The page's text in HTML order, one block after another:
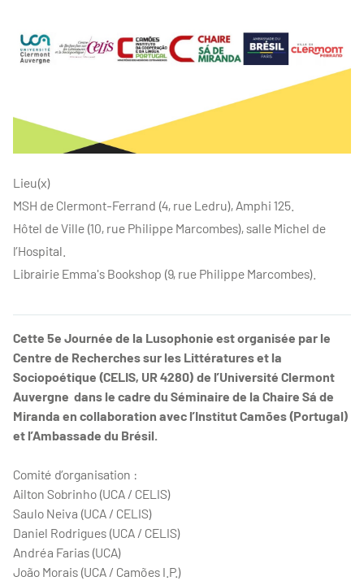
Lieu(x)
MSH de Clermont-Ferrand (4, rue Ledru), Amphi 125.
Hôtel de Ville (10, rue Philippe Marcombes), salle Michel de
l’Hospital.
Librairie Emma's Bookshop (9, rue Philippe Marcombes).
Cette 5e Journée de la Lusophonie est organisée par le
Centre de Recherches sur les Littératures et la
Sociopoétique (CELIS, UR 4280) de l’Université Clermont
Auvergne dans le cadre du Séminaire de la Chaire Sá de
Miranda en collaboration avec l’Institut Camões (Portugal)
et l’Ambassade du Brésil.
Comité d’organisation :
Ailton Sobrinho (UCA / CELIS)
Saulo Neiva (UCA / CELIS)
Daniel Rodrigues (UCA / CELIS)
Andréa Farias (UCA)
João Morais (UCA / Camões I.P.)